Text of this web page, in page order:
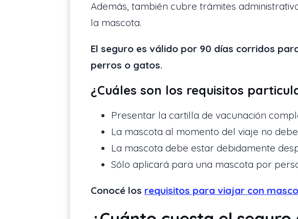
Además, también cubre trámites
la mascota.
El seguro es válido por 90 días corridos
perros o gatos.
¿Cuáles son los requisitos
Presentar la cartilla de vacunación
La mascota al momento del viaje no
La mascota debe estar debidamente
Sólo aplicará para una mascota por
Conocé los requisitos para viajar con